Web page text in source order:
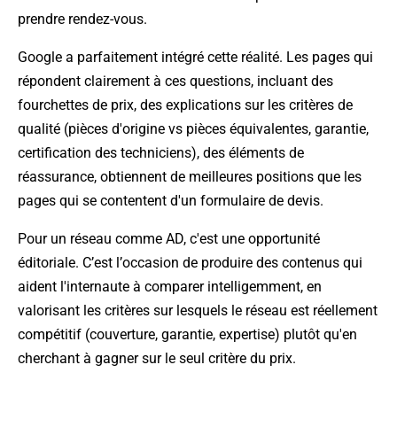
prendre rendez-vous.
Google a parfaitement intégré cette réalité. Les pages qui
répondent clairement à ces questions, incluant des
fourchettes de prix, des explications sur les critères de
qualité (pièces d'origine vs pièces équivalentes, garantie,
certification des techniciens), des éléments de
réassurance, obtiennent de meilleures positions que les
pages qui se contentent d'un formulaire de devis.
Pour un réseau comme AD, c'est une opportunité
éditoriale. C’est l’occasion de produire des contenus qui
aident l'internaute à comparer intelligemment, en
valorisant les critères sur lesquels le réseau est réellement
compétitif (couverture, garantie, expertise) plutôt qu'en
cherchant à gagner sur le seul critère du prix.